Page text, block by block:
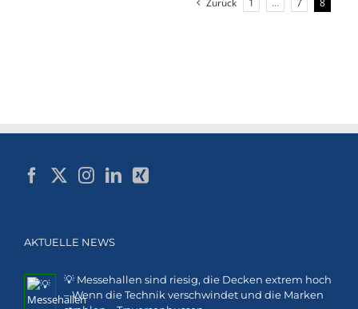
AKTUELLE NEWS
💡 Messehallen sind riesig, die Decken extrem hoch
– Wenn die Technik verschwindet und die Marken